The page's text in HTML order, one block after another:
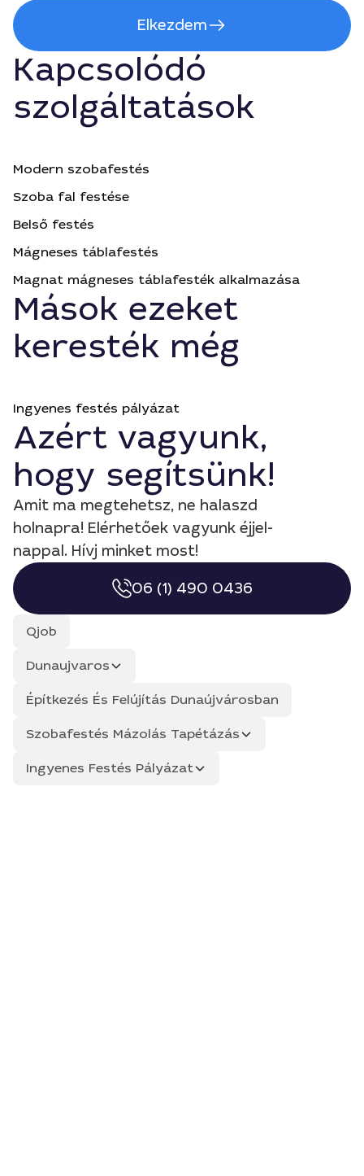
Elkezdem
Kapcsolódó
szolgáltatások
Modern szobafestés
Szoba fal festése
Belső festés
Mágneses táblafestés
Magnat mágneses táblafesték alkalmazása
Mások ezeket
keresték még
Ingyenes festés pályázat
Azért vagyunk,
hogy segítsünk!
Amit ma megtehetsz, ne halaszd
holnapra! Elérhetőek vagyunk éjjel-
nappal. Hívj minket most!
06 (1) 490 0436
Qjob
Dunaujvaros
Építkezés És Felújítás Dunaújvárosban
Szobafestés Mázolás Tapétázás
Ingyenes Festés Pályázat